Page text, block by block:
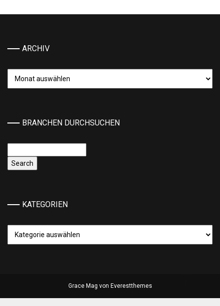
ARCHIV
BRANCHEN DURCHSUCHEN
KATEGORIEN
Grace Mag von Everestthemes